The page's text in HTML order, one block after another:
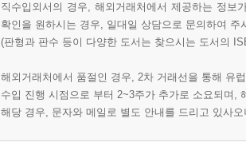
직수입외서의 경우, 해외거래처에서 제공하는 정
확인을 원하시는 경우, 일대일 상담으로 문의하여 주
(판형과 판수 등이 다양한 도서는 찾으시는 도서의
해외거래처에서 품절인 경우, 2차 거래선을 통해 유
수입 진행 시점으로 부터 2~3주가 추가로 소요되며,
해당 경우, 문자와 메일로 별도 안내를 드리고 있사